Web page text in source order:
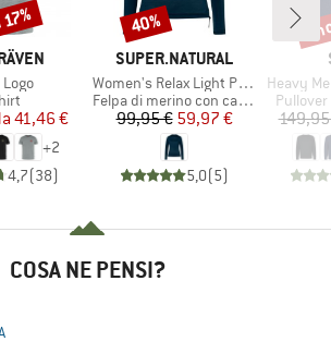
di prodotti
ridotto
41,46 €
+2
4,7(38)
MARCHIO
SUPER.NATURAL
Articolo
Women's Relax Light Pocket Hoodie
Gruppo di prodotti
Felpa di merino con cappuccio
Prezzo
99,95 €Prezzo ridotto
59,97 €
5,0(5)
Sconto
40%
Articolo
Heavy
Gruppo
COSA NE PENSI?